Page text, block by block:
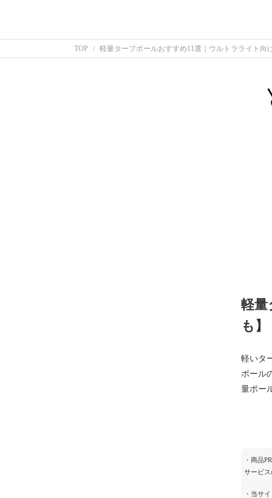
TOP 軽量タープポールおすすめ11選｜ウルトラライト向
軽量
も】
軽いタ
ポール
量ポー
・商品
サービ
・当サ